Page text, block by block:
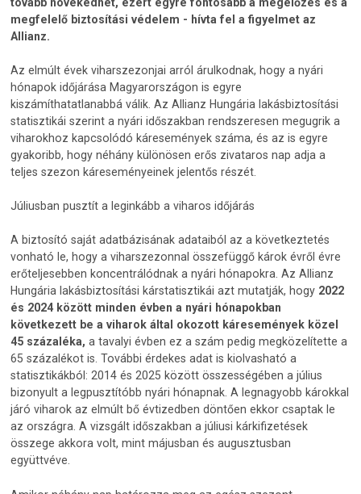
megfelelő biztosítási védelem - hívta fel a figyelmet az
Allianz.
Az elmúlt évek viharszezonjai arról árulkodnak, hogy a nyári
hónapok időjárása Magyarországon is egyre
kiszámíthatatlanabbá válik. Az Allianz Hungária lakásbiztosítási
statisztikái szerint a nyári időszakban rendszeresen megugrik a
viharokhoz kapcsolódó káresemények száma, és az is egyre
gyakoribb, hogy néhány különösen erős zivataros nap adja a
teljes szezon káreseményeinek jelentős részét.
Júliusban pusztít a leginkább a viharos időjárás
A biztosító saját adatbázisának adataiból az a következtetés
vonható le, hogy a viharszezonnal összefüggő károk évről évre
erőteljesebben koncentrálódnak a nyári hónapokra. Az Allianz
Hungária lakásbiztosítási kárstatisztikái azt mutatják, hogy 2022
és 2024 között minden évben a nyári hónapokban
következett be a viharok által okozott káresemények közel
45 százaléka, a tavalyi évben ez a szám pedig megközelítette a
65 százalékot is. További érdekes adat is kiolvasható a
statisztikákból: 2014 és 2025 között összességében a július
bizonyult a legpusztítóbb nyári hónapnak. A legnagyobb károkkal
járó viharok az elmúlt bő évtizedben döntően ekkor csaptak le
az országra. A vizsgált időszakban a júliusi kárkifizetések
összege akkora volt, mint májusban és augusztusban
együttvéve.